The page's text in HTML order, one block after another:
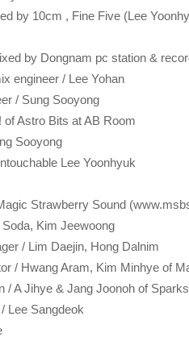
by 10cm , Fine Five (Lee
by Dongnam pc station &
engineer / Lee Yohan
/ Sung Sooyong
of Astro Bits at AB Room
Sooyong
Lee Yoonhyuk
Strawberry Sound
Kim Jeewoong
/ Lim Daejin, Hong Dalnim
/ Hwang Aram, Kim Minhye of
/ A Jihye & Jang Joonoh of
Lee Sangdeok